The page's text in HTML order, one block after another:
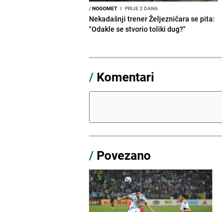
/NOGOMET I PRIJE 2 DANA
Nekadašnji trener Željezničara se pita:
"Odakle se stvorio toliki dug?"
/ Komentari
/ Povezano